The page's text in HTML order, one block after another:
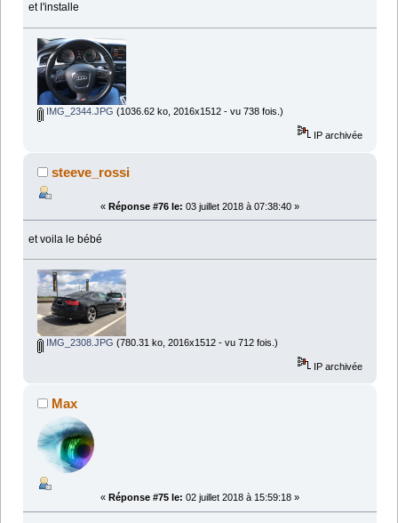
et l'installe
IMG_2344.JPG (1036.62 ko, 2016x1512 - vu 738 fois.)
IP archivée
steeve_rossi
« Réponse #76 le: 03 juillet 2018 à 07:38:40 »
et voila le bébé
IMG_2308.JPG (780.31 ko, 2016x1512 - vu 712 fois.)
IP archivée
Max
« Réponse #75 le: 02 juillet 2018 à 15:59:18 »